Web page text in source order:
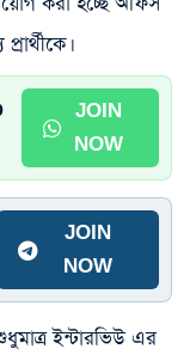
JOIN
NOW
JOIN
NOW
ইন্টারভিউ এর